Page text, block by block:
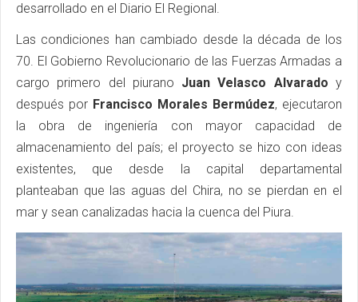
desarrollado en el Diario El Regional.
Las condiciones han cambiado desde la década de los
70. El Gobierno Revolucionario de las Fuerzas Armadas a
cargo primero del piurano Juan Velasco Alvarado y
después por Francisco Morales Bermúdez, ejecutaron
la obra de ingeniería con mayor capacidad de
almacenamiento del país; el proyecto se hizo con ideas
existentes, que desde la capital departamental
planteaban que las aguas del Chira, no se pierdan en el
mar y sean canalizadas hacia la cuenca del Piura.